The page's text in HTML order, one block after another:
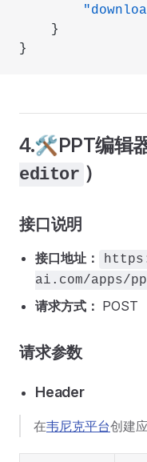
    }
}
4.🛠️PPT编辑
editor ）
接口说明
接口地址：
ai.com/apps/
请求方式： POST
请求参数
Header
在韦尼克平台创建